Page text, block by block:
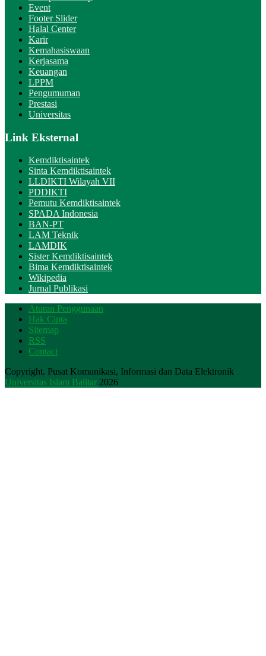
Event
Footer Slider
Halal Center
Karir
Kemahasiswaan
Kerjasama
Keuangan
LPPM
Pengumuman
Prestasi
Universitas
Link Eksternal
Kemdiktisaintek
Sinta Kemdiktisaintek
LLDIKTI Wilayah VII
PDDIKTI
Pemutu Kemdiktisaintek
SPADA Indonesia
BAN-PT
LAM Teknik
LAMDIK
Sister Kemdiktisaintek
Bima Kemdiktisaintek
Wikipedia
Jurnal Publikasi
Aturan Penggunaan
Hak Cipta
Sitemap
RSS
Contact
Copyright. Pusat Komunikasi, Informasi dan Data Elektronik
Universitas Islam Balitar 2026